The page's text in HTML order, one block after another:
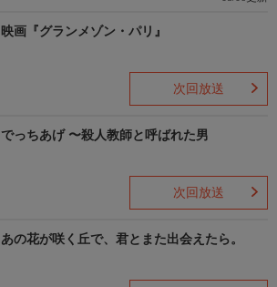
映画『グランメゾン・パリ』
次回放送
でっちあげ 〜殺人教師と呼ばれた男
次回放送
あの花が咲く丘で、君とまた出会えたら。